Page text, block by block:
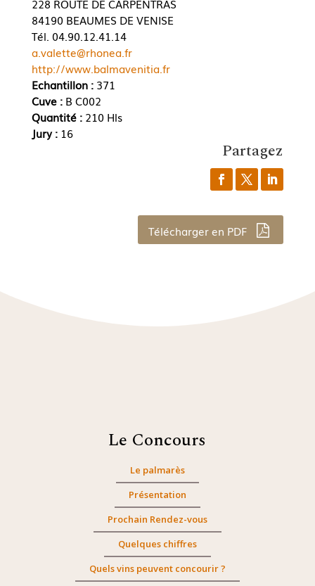
228 ROUTE DE CARPENTRAS
84190 BEAUMES DE VENISE
Tél. 04.90.12.41.14
a.valette@rhonea.fr
http://www.balmavenitia.fr
Echantillon :371
Cuve : B C002
Quantité : 210 Hls
Jury : 16
Partagez
Télécharger en PDF
Le Concours
Le palmarès
Présentation
Prochain Rendez-vous
Quelques chiffres
Quels vins peuvent concourir ?